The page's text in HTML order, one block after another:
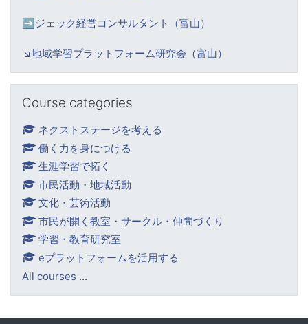
➡️ジェック経営コンサルタント（富山）
↘️地域学習プラットフォーム研究会（富山）
Course categories
ネクストステージを考える
働く力を身につける
生涯学習で拓く
市民活動・地域活動
文化・芸術活動
市民が開く教室・サークル・仲間づくり
学習・教育研究室
eプラットフォームを活用する
All courses ...